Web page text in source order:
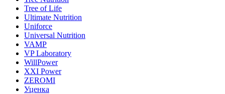
Tree of Life
Ultimate Nutrition
Uniforce
Universal Nutrition
VAMP
VP Laboratory
WillPower
XXI Power
ZEROMI
Уценка